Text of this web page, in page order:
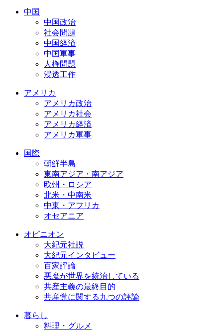
中国
中国政治
社会問題
中国経済
中国軍事
人権問題
浸透工作
アメリカ
アメリカ政治
アメリカ社会
アメリカ経済
アメリカ軍事
国際
朝鮮半島
東南アジア・南アジア
欧州・ロシア
北米・中南米
中東・アフリカ
オセアニア
オピニオン
大紀元社説
大紀元インタビュー
百家評論
悪魔が世界を統治している
共産主義の最終目的
共産党に関する九つの評論
暮らし
料理・グルメ